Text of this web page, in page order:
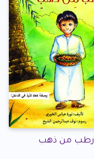
رطب من ذهب